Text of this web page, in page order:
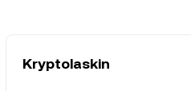
Kryptolaskin